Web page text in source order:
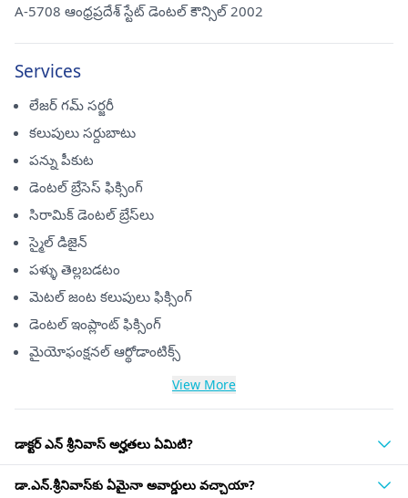
A-5708 ఆంధ్రప్రదేశ్ స్టేట్ డెంటల్ కౌన్సిల్ 2002
Services
లేజర్ గమ్ సర్జరీ
కలుపులు సర్దుబాటు
పన్ను పీకుట
డెంటల్ బ్రేసెస్ ఫిక్సింగ్
సిరామిక్ డెంటల్ బ్రేస్‌లు
స్మైల్ డిజైన్
పళ్ళు తెల్లబడటం
మెటల్ జంట కలుపులు ఫిక్సింగ్
డెంటల్ ఇంప్లాంట్ ఫిక్సింగ్
మైయోఫంక్షనల్ ఆర్థోడాంటిక్స్
View More
డాక్టర్ ఎన్ శ్రీనివాస్ అర్హతలు ఏమిటి?
డా.ఎన్.శ్రీనివాస్‌కు ఏమైనా అవార్డులు వచ్చాయా?